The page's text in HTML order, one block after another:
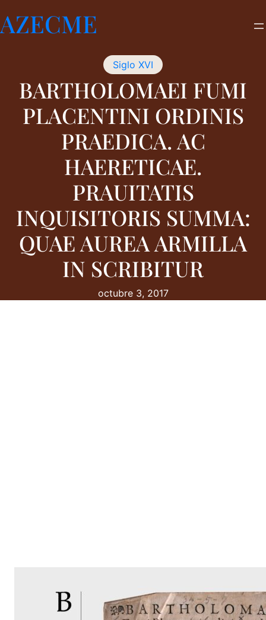
al
contenido
AZECME
Siglo XVI
BARTHOLOMAEI FUMI
PLACENTINI ORDINIS
PRAEDICA. AC
HAERETICAE.
PRAUITATIS
INQUISITORIS SUMMA:
QUAE AUREA ARMILLA
IN SCRIBITUR
octubre 3, 2017